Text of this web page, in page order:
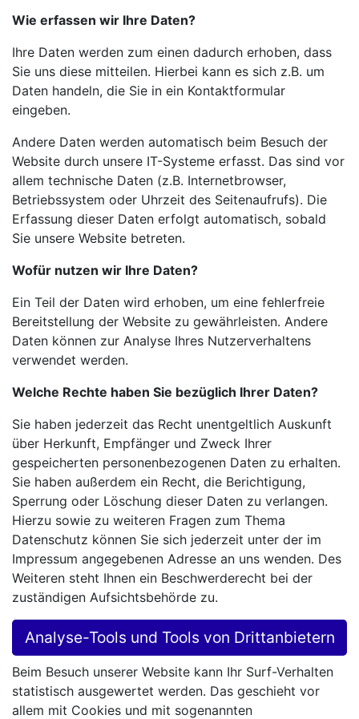
Wie erfassen wir Ihre Daten?
Ihre Daten werden zum einen dadurch erhoben, dass
Sie uns diese mitteilen. Hierbei kann es sich z.B. um
Daten handeln, die Sie in ein Kontaktformular
eingeben.
Andere Daten werden automatisch beim Besuch der
Website durch unsere IT-Systeme erfasst. Das sind vor
allem technische Daten (z.B. Internetbrowser,
Betriebssystem oder Uhrzeit des Seitenaufrufs). Die
Erfassung dieser Daten erfolgt automatisch, sobald
Sie unsere Website betreten.
Wofür nutzen wir Ihre Daten?
Ein Teil der Daten wird erhoben, um eine fehlerfreie
Bereitstellung der Website zu gewährleisten. Andere
Daten können zur Analyse Ihres Nutzerverhaltens
verwendet werden.
Welche Rechte haben Sie bezüglich Ihrer Daten?
Sie haben jederzeit das Recht unentgeltlich Auskunft
über Herkunft, Empfänger und Zweck Ihrer
gespeicherten personenbezogenen Daten zu erhalten.
Sie haben außerdem ein Recht, die Berichtigung,
Sperrung oder Löschung dieser Daten zu verlangen.
Hierzu sowie zu weiteren Fragen zum Thema
Datenschutz können Sie sich jederzeit unter der im
Impressum angegebenen Adresse an uns wenden. Des
Weiteren steht Ihnen ein Beschwerderecht bei der
zuständigen Aufsichtsbehörde zu.
Analyse-Tools und Tools von Drittanbietern
Beim Besuch unserer Website kann Ihr Surf-Verhalten
statistisch ausgewertet werden. Das geschieht vor
allem mit Cookies und mit sogenannten